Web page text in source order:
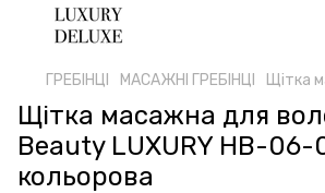
ГРЕБІНЦІ МАСАЖНІ ГРЕБІНЦІ Щітка
Щітка масажна для
Beauty LUXURY HB-06-
кольорова